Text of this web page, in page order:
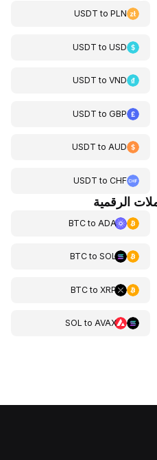
USDT toPLN
USDT toUSD
USDT toVND
USDT toGBP
USDT toAUD
USDT toCHF
الرقمية
BTCtoADA
BTCtoSOL
BTCtoXRP
SOL toAVAX